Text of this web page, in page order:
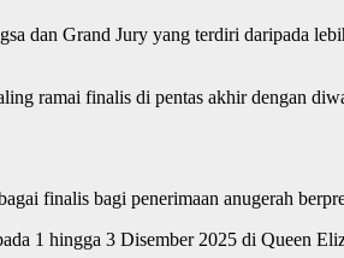
dan Grand Jury yang terdiri daripada
ramai finalis di pentas akhir dengan
finalis bagi penerimaan anugerah
1 hingga 3 Disember 2025 di Queen